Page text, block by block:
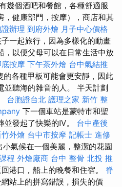
幾個酒吧和餐館，各種舒適服
，健康部門，按摩），商店和其
辦理 到府外燴 月子中心價格
一起旅行，因為多樣化的動畫
，以便父母可以在日常生活中放
按摩 下午茶外燴 台中氣結推
的各種甲板可能會更安靜，因此
並聽海的雜音的人。 半天計劃
台胞證台北 護理之家 新竹 整
下一個車站是蒙特市和聖
發起了快樂的IV。 台中產後
竹外燴 台中市按摩 記帳士 進修
氣候在一個美麗，整潔的花園
程 外燴廠商 台中 整骨 北投 推
港口，船上的晚餐和住宿。 脊
站上的拼寫錯誤，損失的價